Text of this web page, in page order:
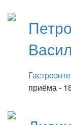
приёма -